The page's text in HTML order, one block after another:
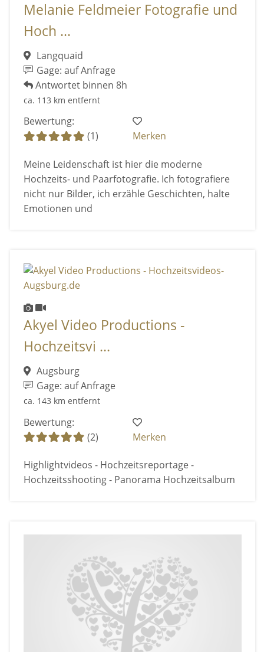
Melanie Feldmeier Fotografie und
Hoch ...
Langquaid
Gage: auf Anfrage
Antwortet binnen 8h
ca. 113 km entfernt
Bewertung:
(1)
Merken
Meine Leidenschaft ist hier die moderne
Hochzeits- und Paarfotografie. Ich fotografiere
nicht nur Bilder, ich erzähle Geschichten, halte
Emotionen und
Akyel Video Productions -
Hochzeitsvi ...
Augsburg
Gage: auf Anfrage
ca. 143 km entfernt
Bewertung:
(2)
Merken
Highlightvideos - Hochzeitsreportage -
Hochzeitsshooting - Panorama Hochzeitsalbum